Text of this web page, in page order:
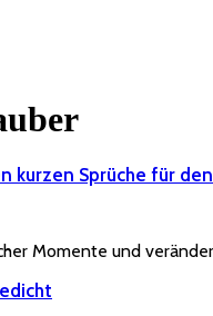
kurzen Sprüche für
Momente und